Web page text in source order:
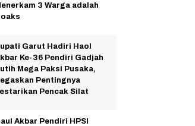
3 Warga adalah
Garut Hadiri Haol
Ke-36 Pendiri Gadjah
Mega Paksi Pusaka,
Pentingnya
Pencak Silat
Akbar Pendiri HPSI